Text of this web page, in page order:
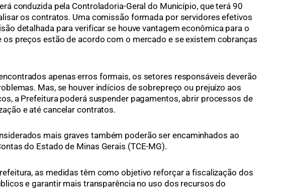
conduzida pela Controladoria-Geral do Município, que terá 90
os contratos. Uma comissão formada por servidores efetivos
detalhada para verificar se houve vantagem econômica para o
os preços estão de acordo com o mercado e se existem cobranças
apenas erros formais, os setores responsáveis deverão
Mas, se houver indícios de sobrepreço ou prejuízo aos
a Prefeitura poderá suspender pagamentos, abrir processos de
e até cancelar contratos.
mais graves também poderão ser encaminhados ao
do Estado de Minas Gerais (TCE-MG).
as medidas têm como objetivo reforçar a fiscalização dos
e garantir mais transparência no uso dos recursos do